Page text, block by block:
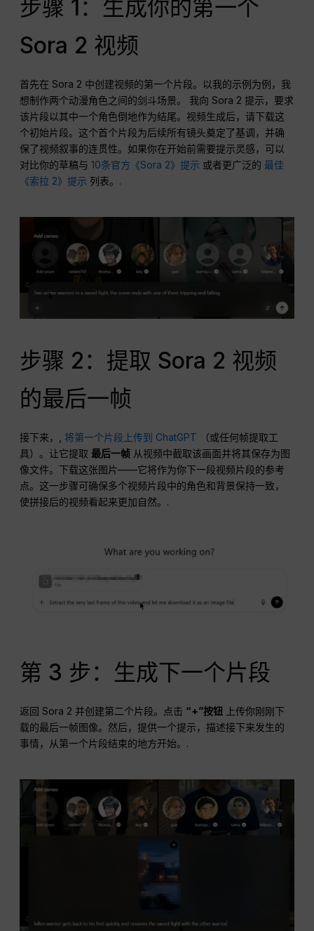
步骤 1：生成你的第一个
Sora 2 视频
首先在 Sora 2 中创建视频的第一个片段。以我的示例为例，我
想制作两个动漫角色之间的剑斗场景。 我向 Sora 2 提示，要求
该片段以其中一个角色倒地作为结尾。视频生成后，请下载这
个初始片段。这个首个片段为后续所有镜头奠定了基调，并确
保了视频叙事的连贯性。如果你在开始前需要提示灵感，可以
对比你的草稿与10条官方《Sora 2》提示 或者更广泛的 最佳
《索拉 2》提示 列表。.
步骤 2：提取 Sora 2 视频
的最后一帧
接下来，, 将第一个片段上传到 ChatGPT （或任何帧提取工
具）。让它提取 最后一帧 从视频中截取该画面并将其保存为图
像文件。下载这张图片——它将作为你下一段视频片段的参考
点。这一步骤可确保多个视频片段中的角色和背景保持一致，
使拼接后的视频看起来更加自然。.
第 3 步：生成下一个片段
返回 Sora 2 并创建第二个片段。点击 “+”按钮 上传你刚刚下
载的最后一帧图像。然后，提供一个提示，描述接下来发生的
事情，从第一个片段结束的地方开始。.